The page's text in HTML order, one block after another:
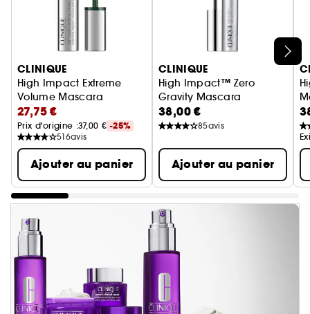
Ignorer le carrousel produits
CLINIQUE
High Impact Extreme
Volume Mascara
Mascara volume
27,75 €
Prix d'origine :37,00 € -25%
516avis
Ajouter au panier
CLINIQUE
High Impact™ Zero
Gravity Mascara
Mascara impact recourbant
38,00 €
85avis
Ajouter au panier